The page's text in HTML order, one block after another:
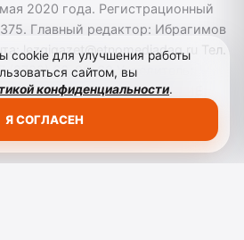
2020 года. Регистрационный
Главный редактор: Ибрагимов
lezgigazet@etnomediadag.ru Тел.
(8722) 66-00-60 Учредитель:
БЮДЖЕТНОЕ УЧРЕЖДЕНИЕ
cookie для улучшения работы
сайтом, вы
конфиденциальности.
Я СОГЛАСЕН